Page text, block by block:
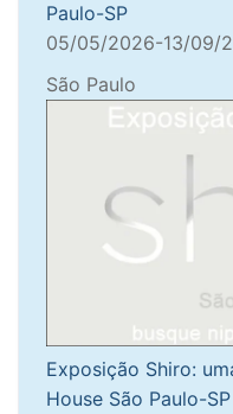
Paulo-SP
05/05/2026-13/09/
São Paulo
Exposição Shiro:
House São Paulo-SP